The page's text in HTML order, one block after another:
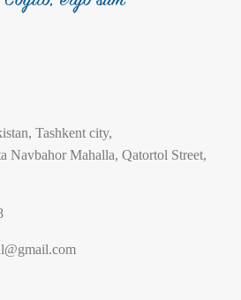
Tashkent city,
Navbahor Mahalla, Qatortol Street,